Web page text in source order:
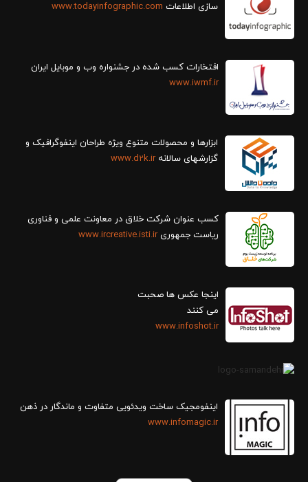
سازی اطلاعات www.todayinfographic.com
افتخارات کسب شده در جشنواره وب و موبایل ایران
www.iwmf.ir
ابزارها و محصولات متنوع ویژه طراحان اینفوگرافیک و
گزارش‎های سالانه
www.d2k.ir
کسب عنوان شرکت خلاق در معاونت علمی و فناوری
ریاست جمهوریwww.ircreative.isti.ir
اینجا عکس ها صحبت
می کنند
www.infoshot.ir
اینفومجیک ساخت ویدئویی متفاوت و ماندگار در ذهن
www.infomagic.ir